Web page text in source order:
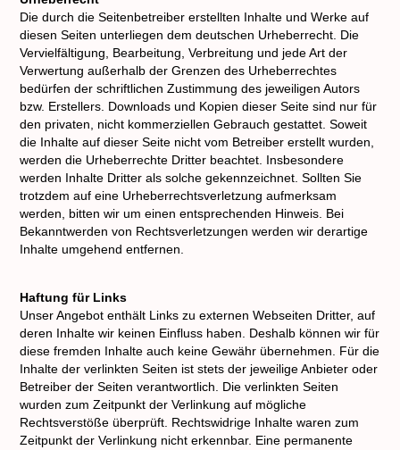
Die durch die Seitenbetreiber erstellten Inhalte und Werke auf
diesen Seiten unterliegen dem deutschen Urheberrecht. Die
Vervielfältigung, Bearbeitung, Verbreitung und jede Art der
Verwertung außerhalb der Grenzen des Urheberrechtes
bedürfen der schriftlichen Zustimmung des jeweiligen Autors
bzw. Erstellers. Downloads und Kopien dieser Seite sind nur für
den privaten, nicht kommerziellen Gebrauch gestattet. Soweit
die Inhalte auf dieser Seite nicht vom Betreiber erstellt wurden,
werden die Urheberrechte Dritter beachtet. Insbesondere
werden Inhalte Dritter als solche gekennzeichnet. Sollten Sie
trotzdem auf eine Urheberrechtsverletzung aufmerksam
werden, bitten wir um einen entsprechenden Hinweis. Bei
Bekanntwerden von Rechtsverletzungen werden wir derartige
Inhalte umgehend entfernen.
Haftung für Links
Unser Angebot enthält Links zu externen Webseiten Dritter, auf
deren Inhalte wir keinen Einfluss haben. Deshalb können wir für
diese fremden Inhalte auch keine Gewähr übernehmen. Für die
Inhalte der verlinkten Seiten ist stets der jeweilige Anbieter oder
Betreiber der Seiten verantwortlich. Die verlinkten Seiten
wurden zum Zeitpunkt der Verlinkung auf mögliche
Rechtsverstöße überprüft. Rechtswidrige Inhalte waren zum
Zeitpunkt der Verlinkung nicht erkennbar. Eine permanente